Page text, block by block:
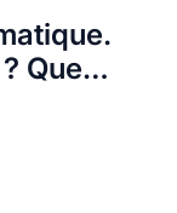
Que